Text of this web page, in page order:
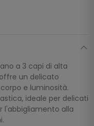
a 3 capi di alta
un delicato
e luminosità.
ideale per delicati
l'abbigliamento alla